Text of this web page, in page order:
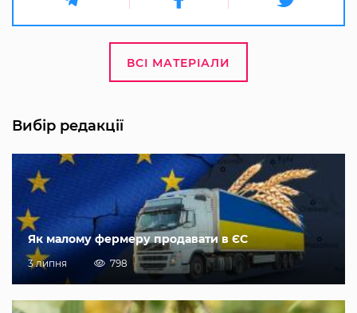
ВСІ МАТЕРІАЛИ
Вибір редакції
Як малому фермеру продавати в ЄС
3 липня 798